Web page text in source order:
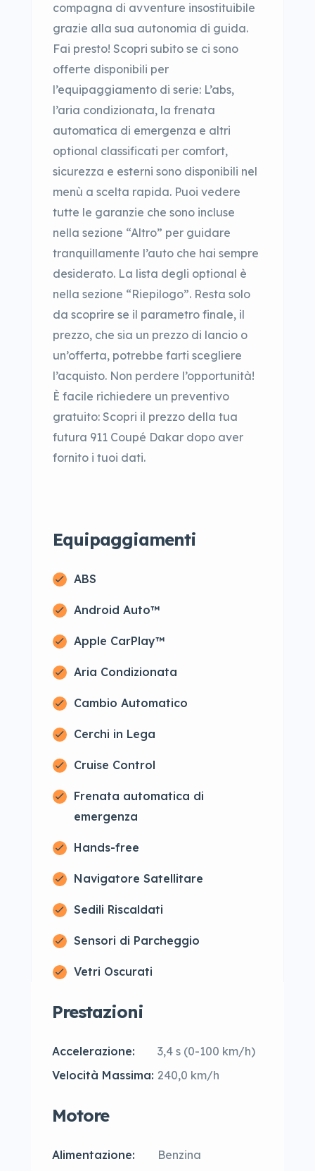
compagna di avventure insostituibile
grazie alla sua autonomia di guida.
Fai presto! Scopri subito se ci sono
offerte disponibili per
l’equipaggiamento di serie: L’abs,
l’aria condizionata, la frenata
automatica di emergenza e altri
optional classificati per comfort,
sicurezza e esterni sono disponibili nel
menù a scelta rapida. Puoi vedere
tutte le garanzie che sono incluse
nella sezione “Altro” per guidare
tranquillamente l’auto che hai sempre
desiderato. La lista degli optional è
nella sezione “Riepilogo”. Resta solo
da scoprire se il parametro finale, il
prezzo, che sia un prezzo di lancio o
un’offerta, potrebbe farti scegliere
l’acquisto. Non perdere l’opportunità!
È facile richiedere un preventivo
gratuito: Scopri il prezzo della tua
futura 911 Coupé Dakar dopo aver
fornito i tuoi dati.
Equipaggiamenti
ABS
Android Auto™
Apple CarPlay™
Aria Condizionata
Cambio Automatico
Cerchi in Lega
Cruise Control
Frenata automatica di
emergenza
Hands-free
Navigatore Satellitare
Sedili Riscaldati
Sensori di Parcheggio
Vetri Oscurati
Prestazioni
Accelerazione:
3,4 s (0-100 km/h)
Velocità Massima: 240,0 km/h
Motore
Alimentazione: Benzina